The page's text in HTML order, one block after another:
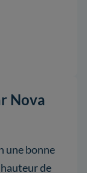
Nova
une bonne
de